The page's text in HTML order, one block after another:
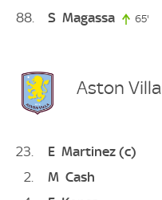
88
S Magassa 65'
Aston Villa
23 E Martinez (c)
2
M Cash